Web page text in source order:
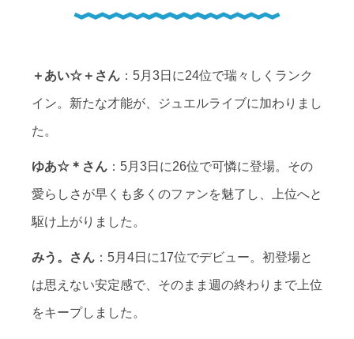
＋あい☆＋さん ：5月3日に24位で瑞々しくランク
イン。新たな才能が、ジュエルライブに加わりまし
た。
ゆあ☆＊さん ：5月3日に26位で可憐に登場。その
愛らしさが早くも多くのファンを魅了し、上位へと
駆け上がりました。
みう。さん ：5月4日に17位でデビュー。初登場と
は思えない安定感で、そのまま週の終わりまで上位
をキープしました。